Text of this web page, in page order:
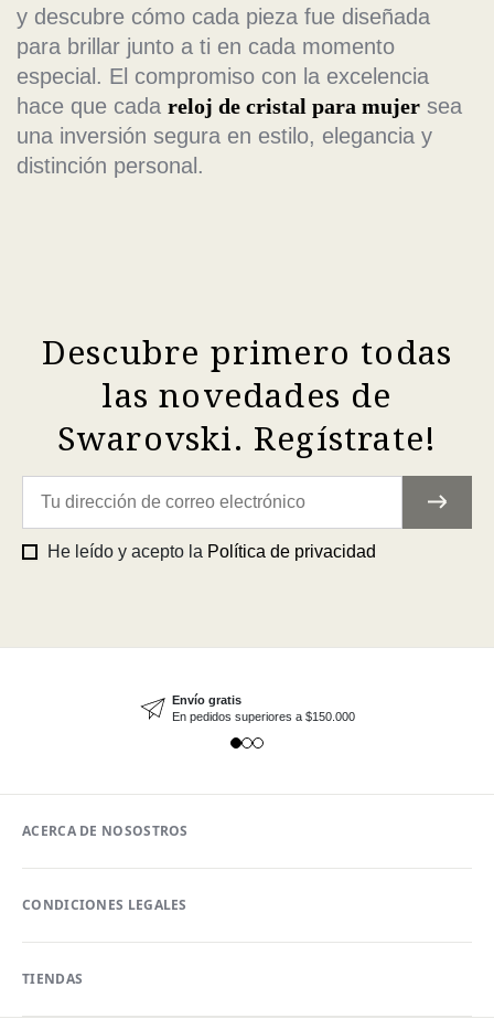
y descubre cómo cada pieza fue diseñada
para brillar junto a ti en cada momento
especial. El compromiso con la excelencia
hace que cada reloj de cristal para mujer sea
una inversión segura en estilo, elegancia y
distinción personal.
Descubre primero todas
las novedades de
Swarovski. Regístrate!
He leído y acepto la Política de privacidad
Envío gratis
En pedidos superiores a $150.000
ACERCA DE NOSOSTROS
CONDICIONES LEGALES
TIENDAS